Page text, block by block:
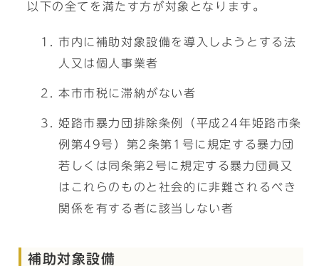
以下の全てを満たす方が対象となります。
市内に補助対象設備を導入しようとする法
人又は個人事業者
本市市税に滞納がない者
姫路市暴力団排除条例（平成24年姫路市条
例第49号）第2条第1号に規定する暴力団
若しくは同条第2号に規定する暴力団員又
はこれらのものと社会的に非難されるべき
関係を有する者に該当しない者
補助対象設備